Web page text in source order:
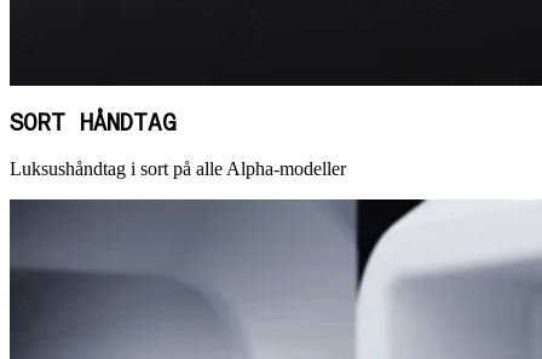
SORT HÅNDTAG
Luksushåndtag i sort på alle Alpha-modeller